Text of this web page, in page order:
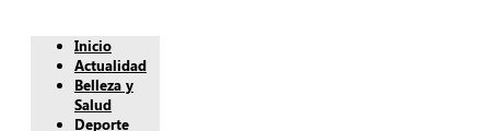
Inicio
Actualidad
Belleza y
Salud
Deporte